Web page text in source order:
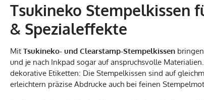
Tsukineko Stempelkissen
& Spezialeffekte
Mit Tsukineko- und Clearstamp-Stempelkissen
und je nach Inkpad sogar auf anspruchsvolle
dekorative Etiketten: Die Stempelkissen sind auf
erleichtern präzise Abdrucke auch bei feinen